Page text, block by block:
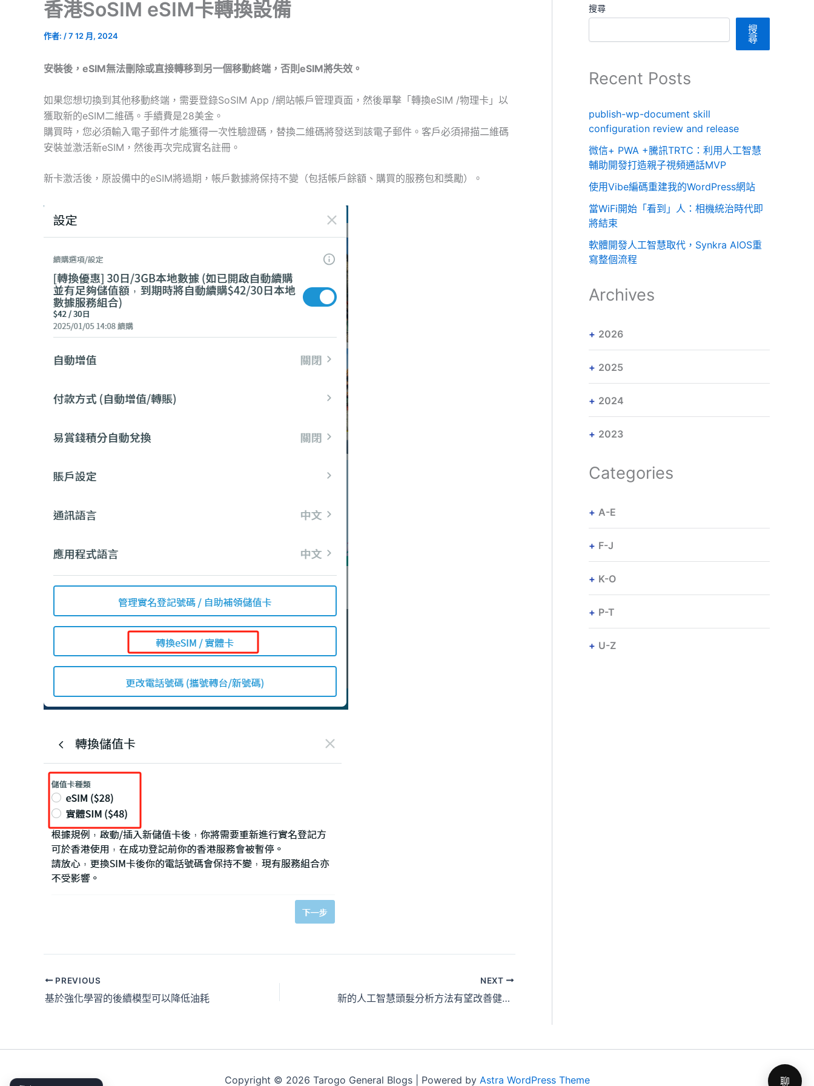
香港SoSIM eSIM卡轉換設備
作者: /7 12 月, 2024
安裝後，eSIM無法刪除或直接轉移到另一個移動終端，否則eSIM將失效。
如果您想切換到其他移動終端，需要登錄SoSIM App /網站帳戶管理頁面，然後單擊「轉換eSIM /物理卡」以
獲取新的eSIM二維碼。手續費是28美金。
購買時，您必須輸入電子郵件才能獲得一次性驗證碼，替換二維碼將發送到該電子郵件。客戶必須掃描二維碼
安裝並激活新eSIM，然後再次完成實名註冊。
新卡激活後，原設備中的eSIM將過期，帳戶數據將保持不變（包括帳戶餘額、購買的服務包和獎勵）。
PREVIOUS
基於強化學習的後續模型可以降低油耗
NEXT
新的人工智慧頭髮分析方法有望改善健康研究
搜尋
搜
尋
Recent Posts
publish-wp-document skill
configuration review and release
微信+ PWA +騰訊TRTC：利用人工智慧
輔助開發打造親子視頻通話MVP
使用Vibe編碼重建我的WordPress網站
當WiFi開始「看到」人：相機統治時代即
將結束
軟體開發人工智慧取代，Synkra AIOS重
寫整個流程
Archives
2026
2025
2024
2023
Categories
A-E
F-J
K-O
P-T
U-Z
Copyright © 2026 Tarogo General Blogs | Powered by Astra WordPress Theme 聊